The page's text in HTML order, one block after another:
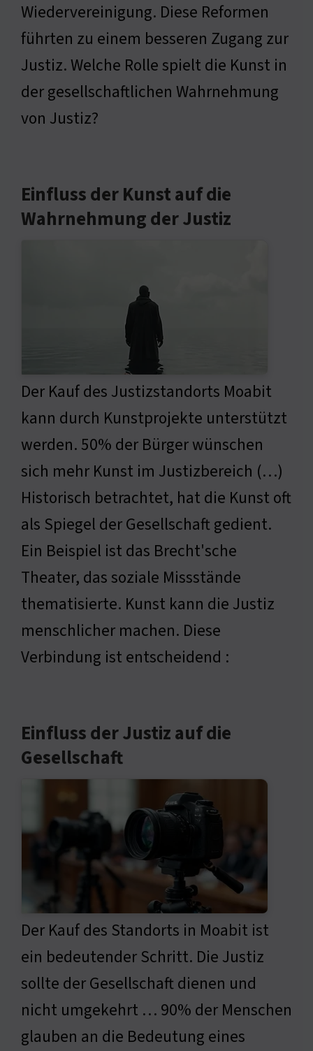
Wiedervereinigung. Diese Reformen
führten zu einem besseren Zugang zur
Justiz. Welche Rolle spielt die Kunst in
der gesellschaftlichen Wahrnehmung
von Justiz?
Einfluss der Kunst auf die
Wahrnehmung der Justiz
Der Kauf des Justizstandorts Moabit
kann durch Kunstprojekte unterstützt
werden. 50% der Bürger wünschen
sich mehr Kunst im Justizbereich (…)
Historisch betrachtet, hat die Kunst oft
als Spiegel der Gesellschaft gedient.
Ein Beispiel ist das Brecht'sche
Theater, das soziale Missstände
thematisierte. Kunst kann die Justiz
menschlicher machen. Diese
Verbindung ist entscheidend :
Einfluss der Justiz auf die
Gesellschaft
Der Kauf des Standorts in Moabit ist
ein bedeutender Schritt. Die Justiz
sollte der Gesellschaft dienen und
nicht umgekehrt … 90% der Menschen
glauben an die Bedeutung eines